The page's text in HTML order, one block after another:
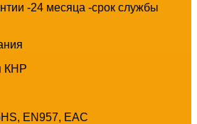
-24 месяца -срок службы
КНР
EN957, EAC